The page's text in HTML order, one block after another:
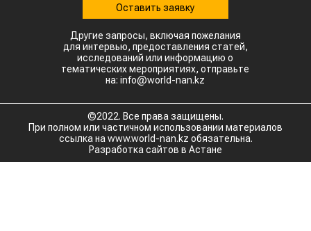
Оставить заявку
Другие запросы, включая пожелания
для интервью, предоставления статей,
исследований или информацию о
тематических мероприятиях, отправьте
на: info@world-nan.kz
©2022. Все права защищены.
При полном или частичном использовании материалов
ссылка на www.world-nan.kz обязательна.
Разработка сайтов в Астане